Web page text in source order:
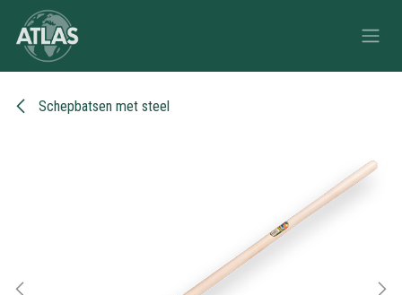
Overslaan naar inhoud
Schepbatsen met steel